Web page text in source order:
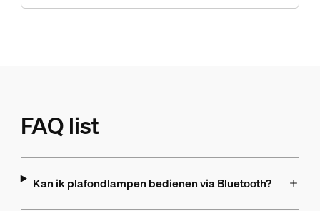
FAQ list
Kan ik plafondlampen bedienen via Bluetooth?